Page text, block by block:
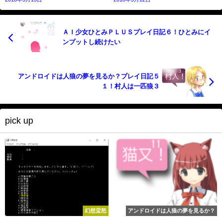
ＡＩ少女ひとみＰＬＵＳプレイ日記６！ひとみにイ
ンプットし続けたい
アンドロイドは人狼の夢を見るか？プレイ日記５
１！村人は一匹狼３
pick up
幻想蛮怒 アンドロイドは人狼の夢を見るか？